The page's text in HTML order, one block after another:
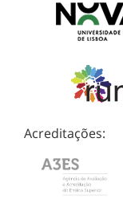
Acreditações: